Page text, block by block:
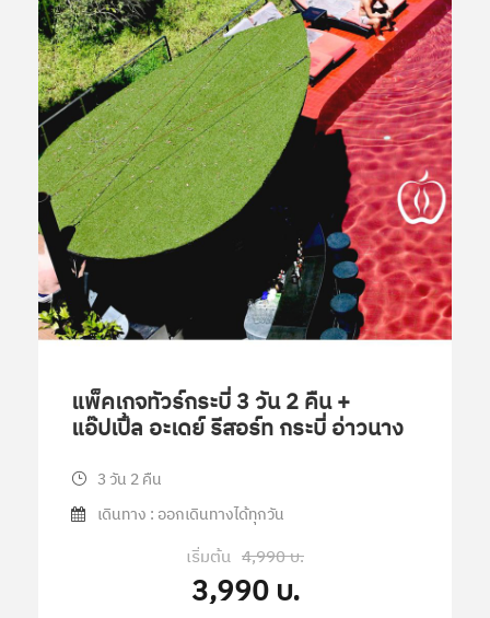
แพ็คเกจทัวร์กระบี่ 3 วัน 2 คืน +
แอ๊ปเปิ้ล อะเดย์ รีสอร์ท กระบี่ อ่าวนาง
3 วัน 2 คืน
เดินทาง : ออกเดินทางได้ทุกวัน
เริ่มต้น 4,990 บ.
3,990 บ.